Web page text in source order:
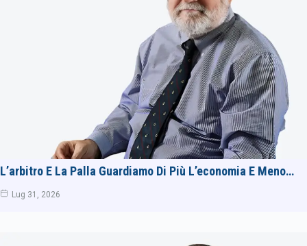
L’arbitro E La Palla Guardiamo Di Più L’economia E Meno…
Lug 31, 2026